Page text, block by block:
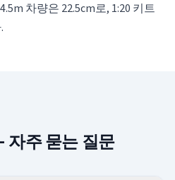
차량은 22.5cm로, 1:20 키트
자주 묻는 질문